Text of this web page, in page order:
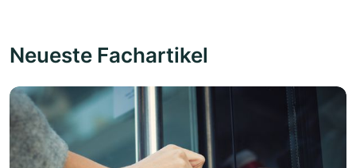
Neueste Fachartikel